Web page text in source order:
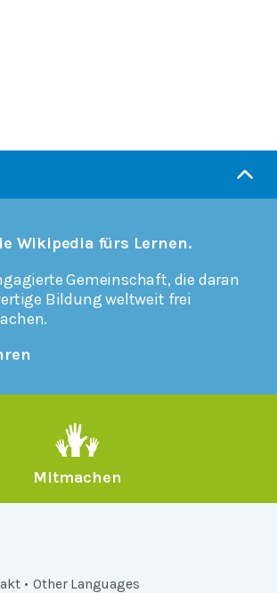
Wikipedia fürs Lernen.
Gemeinschaft, die daran
Bildung weltweit frei
Mitmachen
Other Languages